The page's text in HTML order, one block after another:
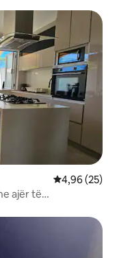
Vlerësimi
4,96 (25)
ajër të